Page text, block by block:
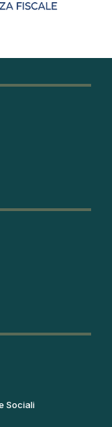
Sociali